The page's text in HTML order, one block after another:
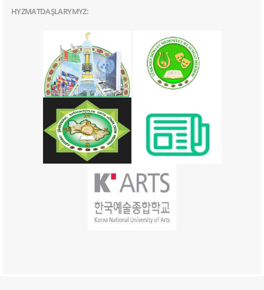
HYZMATDAŞLARYMYZ: